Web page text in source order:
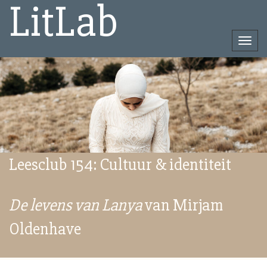
LitLab
Direct
naar
het
inhoud
Leesclub 154: Cultuur & identiteit
De levens van Lanyavan Mirjam
Oldenhave